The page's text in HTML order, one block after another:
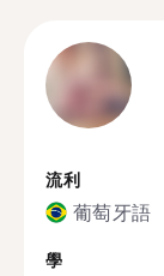
流利
葡萄牙語
學